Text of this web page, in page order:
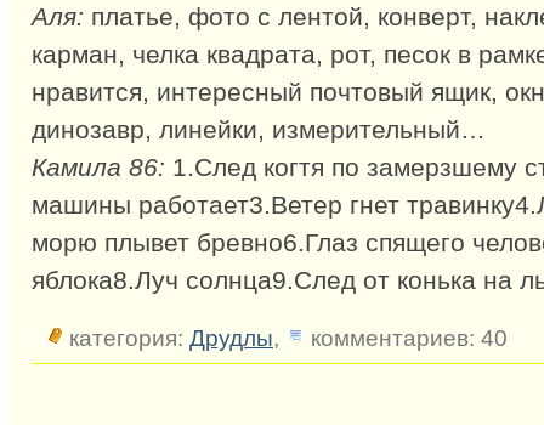
Аля: платье, фото с лентой, конверт,
карман, челка квадрата, рот, песок в
нравится, интересный почтовый ящик,
динозавр, линейки, измерительный…
Камила 86: 1.След когтя по замерзшему
машины работает3.Ветер гнет
морю плывет бревно6.Глаз спящего
яблока8.Луч солнца9.След от конька на
категория: Друдлы, комментариев: 40